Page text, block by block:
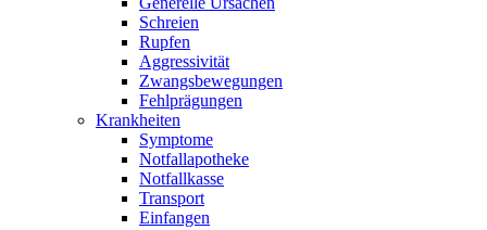
Schreien
Rupfen
Aggressivität
Zwangsbewegungen
Fehlprägungen
Krankheiten
Symptome
Notfallapotheke
Notfallkasse
Transport
Einfangen